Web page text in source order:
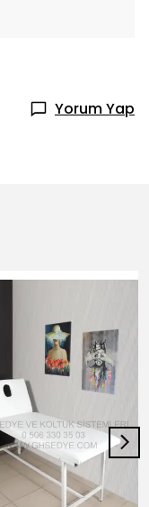
Yorum Yap